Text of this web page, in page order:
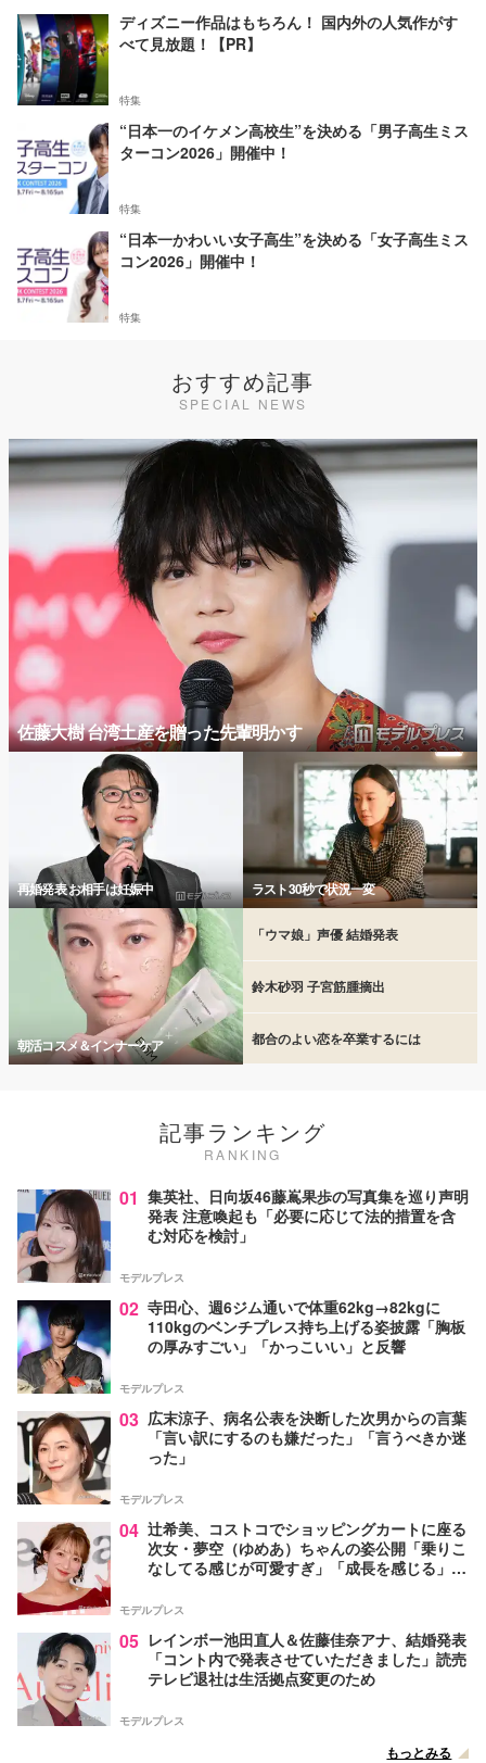
ディズニー作品はもちろん！ 国内外の人気作がす
べて見放題！【PR】
特集
“日本一のイケメン高校生”を決める「男子高生ミス
ターコン2026」開催中！
特集
“日本一かわいい女子高生”を決める「女子高生ミス
コン2026」開催中！
特集
おすすめ記事
SPECIAL NEWS
佐藤大樹 台湾土産を贈った先輩明かす
再婚発表 お相手は妊娠中 ラスト30秒で状況一変
朝活コスメ＆インナーケア
「ウマ娘」声優 結婚発表
鈴木砂羽 子宮筋腫摘出
都合のよい恋を卒業するには
記事ランキング
RANKING
01 集英社、日向坂46藤嶌果歩の写真集を巡り声明
発表 注意喚起も「必要に応じて法的措置を含
む対応を検討」
モデルプレス
02 寺田心、週6ジム通いで体重62kg→82kgに
110kgのベンチプレス持ち上げる姿披露「胸板
の厚みすごい」「かっこいい」と反響
モデルプレス
03 広末涼子、病名公表を決断した次男からの言葉
「言い訳にするのも嫌だった」「言うべきか迷
った」
モデルプレス
04 辻希美、コストコでショッピングカートに座る
次女・夢空（ゆめあ）ちゃんの姿公開「乗りこ
なしてる感じが可愛すぎ」「成長を感じる」の
モデルプレス
05 レインボー池田直人＆佐藤佳奈アナ、結婚発表
「コント内で発表させていただきました」読売
テレビ退社は生活拠点変更のため
モデルプレス
もっとみる